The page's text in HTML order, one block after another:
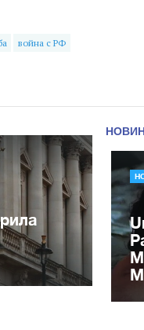
война с РФ